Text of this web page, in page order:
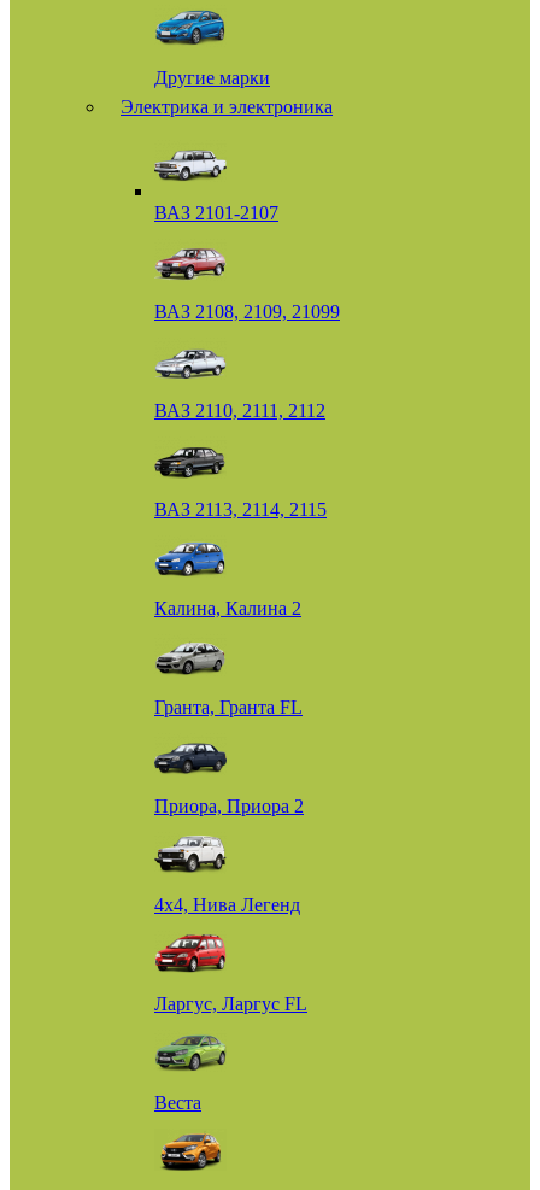
Другие марки
Электрика и электроника
ВАЗ 2101-2107
ВАЗ 2108, 2109, 21099
ВАЗ 2110, 2111, 2112
ВАЗ 2113, 2114, 2115
Калина, Калина 2
Гранта, Гранта FL
Приора, Приора 2
4х4, Нива Легенд
Ларгус, Ларгус FL
Веста